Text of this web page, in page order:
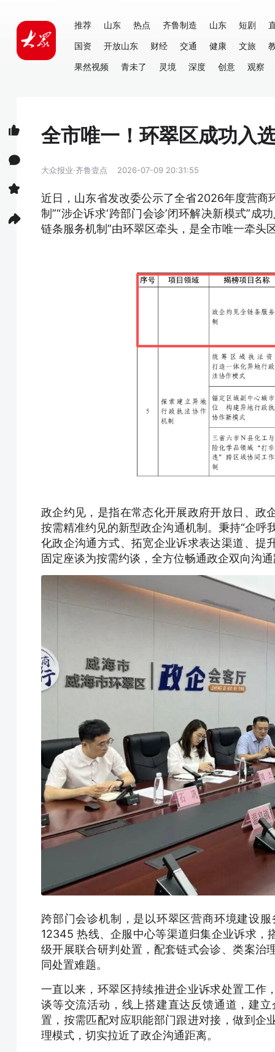
推荐 山东 热点 齐鲁制造 山东 短剧
国资
开放山东 财经 交通 健康 文旅
果然视频
青未了 灵境 深度 创意 观察
全市唯一！环翠区成功入
大众报业·齐鲁壹点 2026-07-09 20:31:55
近日，山东省发改委公示了全省2026年度营商
制”“涉企诉求‘跨部门会诊’闭环解决新模式”
链条服务机制”由环翠区牵头，是全市唯一牵头
政企约见，是指在常态化开展政府开放日、政
按需精准约见的新型政企沟通机制。秉持“企呼
化政企沟通方式、拓宽企业诉求表达渠道、提
固定座谈为按需约谈，全方位畅通政企双向沟
跨部门会诊机制，是以环翠区营商环境建设
12345 热线、企服中心等渠道归集企业诉求，
级开展联合研判处置，配套链式会诊、类案治
同处置难题。
一直以来，环翠区持续推进企业诉求处置工作
谈等交流活动，线上搭建直达反馈通道，建
置，按需匹配对应职能部门跟进对接，做到企
理模式，切实拉近了政企沟通距离。